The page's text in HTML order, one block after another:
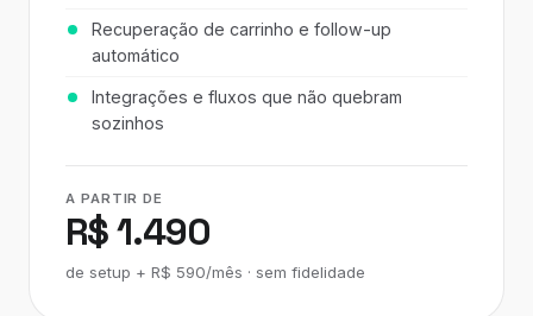
Recuperação de carrinho e follow-up
automático
Integrações e fluxos que não quebram
sozinhos
A PARTIR DE
R$ 1.490
de setup + R$ 590/mês · sem fidelidade